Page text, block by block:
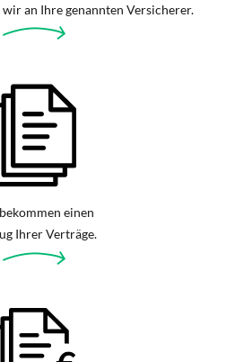
an Ihre genannten Versicherer.
einen
Ihrer Verträge.